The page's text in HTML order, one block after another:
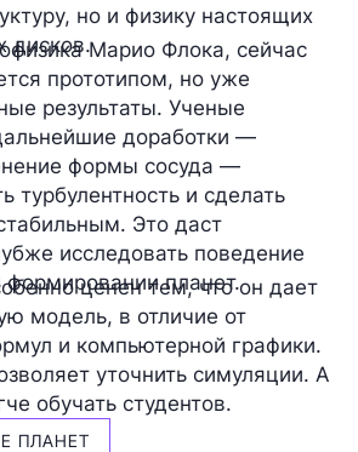
но и физику настоящих
дисков.Марио Флока, сейчас
прототипом, но уже
результаты. Ученые
доработки —
формы сосуда —
турбулентность и сделать
Это даст
исследовать поведение
формировании планет.
ценен тем, что он дает
модель, в отличие от
и компьютерной графики.
уточнить симуляции. А
обучать студентов.
ПЛАНЕТ